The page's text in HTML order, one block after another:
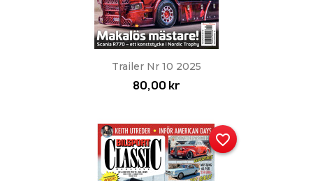
Trailer Nr 10 2025
80,00 kr
favorite_border